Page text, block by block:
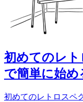
初めてのレ
で簡単に始め
初めてのレトロスペ